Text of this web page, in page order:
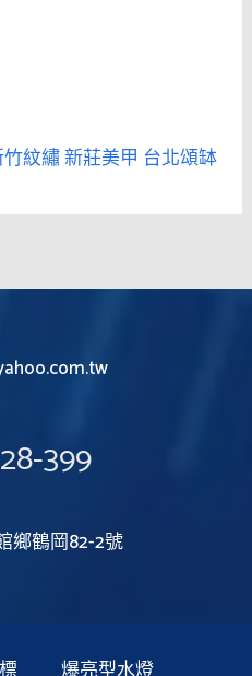
紋繡新莊美甲 台北頌缽
399
鄉鶴岡82-2號